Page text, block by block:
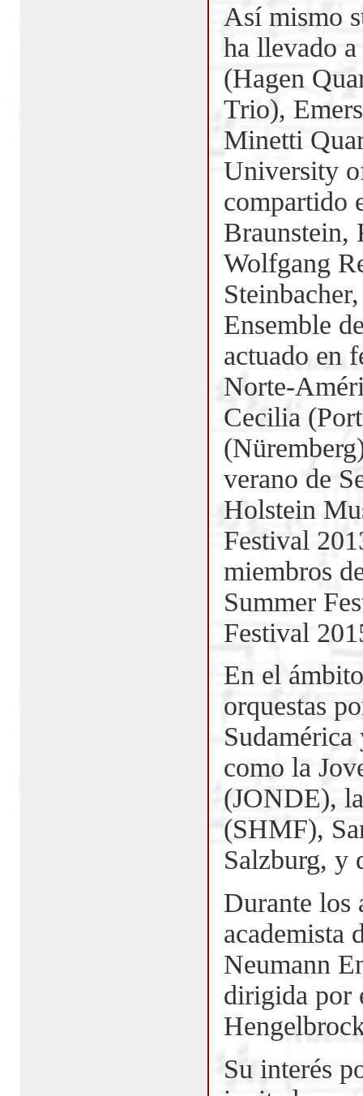
Así mismo
ha llevado
(Hagen
Trio),
Minetti
University
compartido
Braunstein,
Wolfgang
Ensemble
actuado en
Norte-
Cecilia
verano de
Holstein
Festival
miembros
Summer
Festival
En el
orquestas
como la
(JONDE),
(SHMF),
Salzburg, y
Durante los
academista
Neumann
dirigida por
Su interés